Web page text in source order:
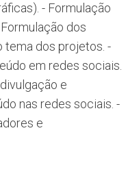
- Formulação
dos
tema dos projetos. -
em redes sociais.
e
nas redes sociais. -
e